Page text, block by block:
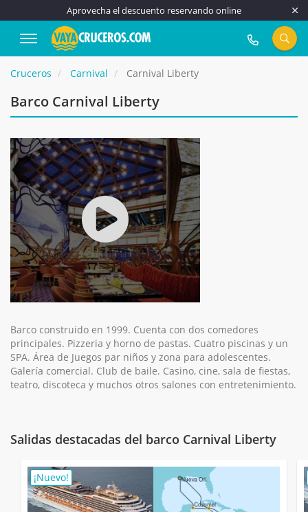
Aprovecha el descuento reservando online
917 815 555
Cruceros Carnival Carnival Liberty
Barco Carnival Liberty
Barco construido en 1999. Cuenta con dos comedores
principales. Pizzeria y horno de pastas. Cuatro piscinas y un
SPA. Área de Juegos par niños y zona para adolescentes.
Galería comercial. Club de baile. Casino, cine, sala de fiestas,
teatro, discoteca y muchos otros salones con entretenimiento.
Salidas destacadas del barco Carnival Liberty
¡Nuevo!